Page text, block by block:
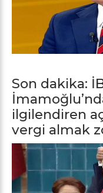
Son dakika:
ilgilendiren
vergi almak